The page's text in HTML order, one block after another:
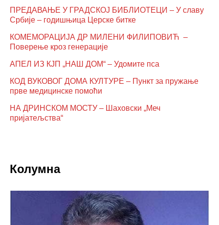
ПРЕДАВАЊЕ У ГРАДСКОЈ БИБЛИОТЕЦИ – У славу
Србије – годишњица Церске битке
КОМЕМОРАЦИЈА ДР МИЛЕНИ ФИЛИПОВИЋ –
Поверење кроз генерације
АПЕЛ ИЗ КЈП „НАШ ДОМ“ – Удомите пса
КОД ВУКОВОГ ДОМА КУЛТУРЕ – Пункт за пружање
прве медицинске помоћи
НА ДРИНСКОМ МОСТУ – Шаховски „Меч
пријатељства“
Колумна